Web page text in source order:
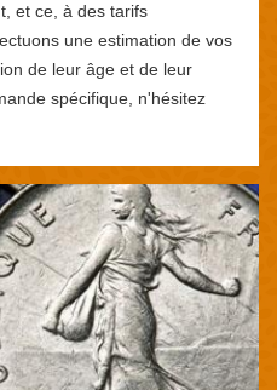
et ce, à des tarifs
une estimation de vos
de leur âge et de leur
spécifique, n'hésitez